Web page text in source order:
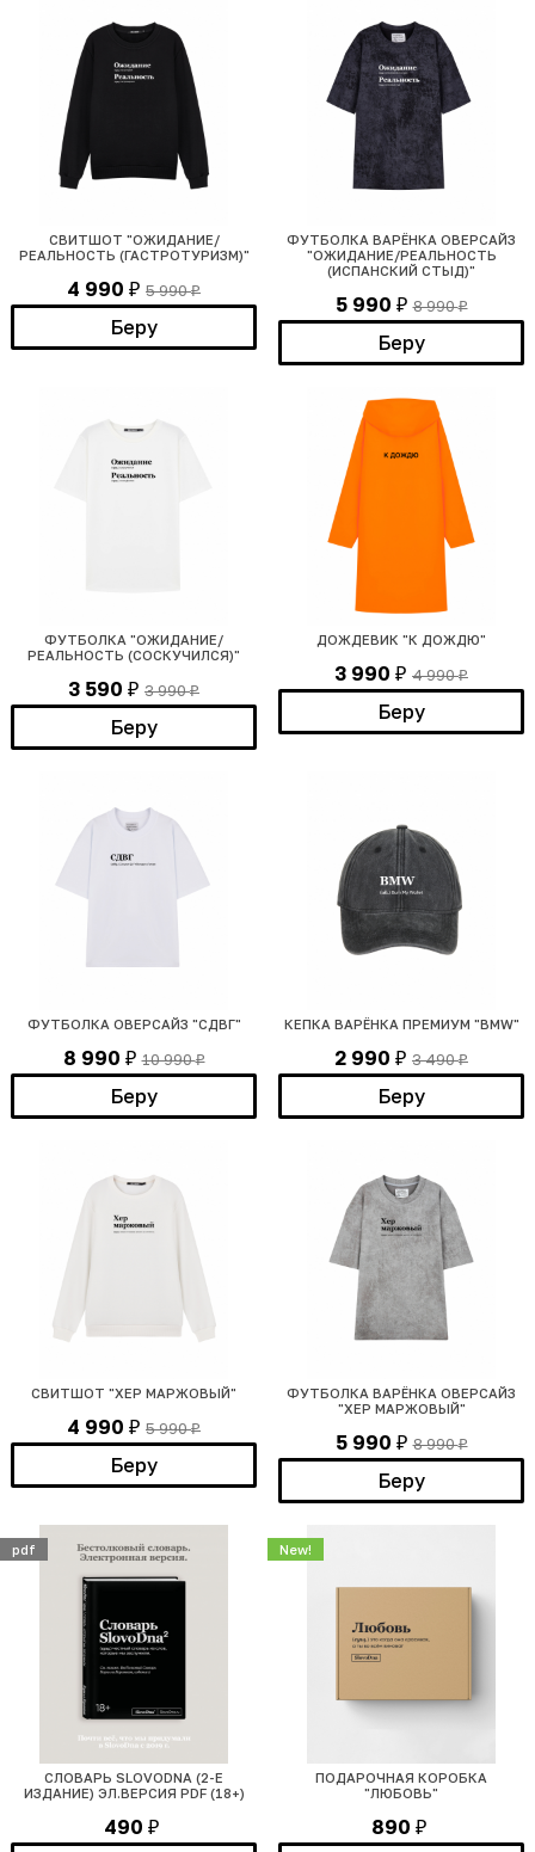
СВИТШОТ "ОЖИДАНИЕ/
РЕАЛЬНОСТЬ (ГАСТРОТУРИЗМ)"
4 990 ₽ 5 990₽
Беру
ФУТБОЛКА ВАРЁНКА ОВЕРСАЙЗ
"ОЖИДАНИЕ/РЕАЛЬНОСТЬ
(ИСПАНСКИЙ СТЫД)"
5 990 ₽ 8 990₽
Беру
ФУТБОЛКА "ОЖИДАНИЕ/
РЕАЛЬНОСТЬ (СОСКУЧИЛСЯ)"
3 590 ₽ 3 990₽
Беру
ДОЖДЕВИК "К ДОЖДЮ"
3 990 ₽ 4 990₽
Беру
ФУТБОЛКА ОВЕРСАЙЗ "СДВГ"
8 990 ₽ 10 990₽
Беру
КЕПКА ВАРЁНКА ПРЕМИУМ "BMW"
2 990 ₽ 3 490₽
Беру
СВИТШОТ "ХЕР МАРЖОВЫЙ"
4 990 ₽ 5 990₽
Беру
ФУТБОЛКА ВАРЁНКА ОВЕРСАЙЗ
"ХЕР МАРЖОВЫЙ"
5 990 ₽ 8 990₽
Беру
СЛОВАРЬ SLOVODNA (2-Е
ИЗДАНИЕ) ЭЛ.ВЕРСИЯ PDF (18+)
490 ₽
pdf
ПОДАРОЧНАЯ КОРОБКА
"ЛЮБОВЬ"
890 ₽
New!